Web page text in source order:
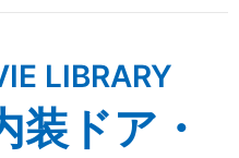
LIBRARY
装ドア・